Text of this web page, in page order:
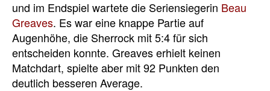
und im Endspiel wartete die Seriensiegerin Beau
Greaves. Es war eine knappe Partie auf
Augenhöhe, die Sherrock mit 5:4 für sich
entscheiden konnte. Greaves erhielt keinen
Matchdart, spielte aber mit 92 Punkten den
deutlich besseren Average.